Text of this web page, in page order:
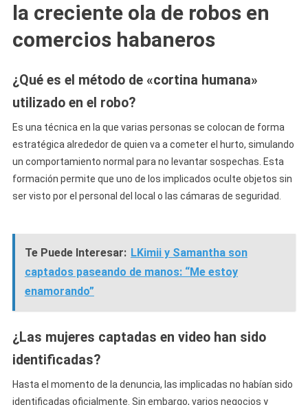
la creciente ola de robos en
comercios habaneros
¿Qué es el método de «cortina humana»
utilizado en el robo?
Es una técnica en la que varias personas se colocan de forma
estratégica alrededor de quien va a cometer el hurto, simulando
un comportamiento normal para no levantar sospechas. Esta
formación permite que uno de los implicados oculte objetos sin
ser visto por el personal del local o las cámaras de seguridad.
Te Puede Interesar: LKimii y Samantha son
captados paseando de manos: “Me estoy
enamorando”
¿Las mujeres captadas en video han sido
identificadas?
Hasta el momento de la denuncia, las implicadas no habían sido
identificadas oficialmente. Sin embargo, varios negocios y